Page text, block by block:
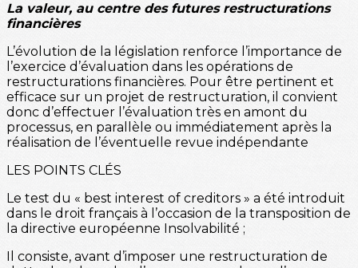
La valeur, au centre des futures restructurations
financières
L’évolution de la législation renforce l’importance de
l’exercice d’évaluation dans les opérations de
restructurations financières. Pour être pertinent et
efficace sur un projet de restructuration, il convient
donc d’effectuer l’évaluation très en amont du
processus, en parallèle ou immédiatement après la
réalisation de l’éventuelle revue indépendante
LES POINTS CLÉS
Le test du « best interest of creditors » a été introduit
dans le droit français à l’occasion de la transposition de
la directive européenne Insolvabilité ;
Il consiste, avant d’imposer une restructuration de